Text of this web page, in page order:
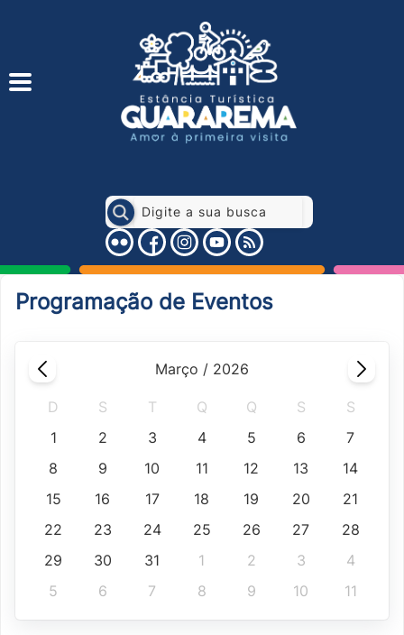
Programação de Eventos
março / 2026
D S T Q Q S
S
1
2 3 4 5 6
7
8
9 10 11 12 13
14
15
16 17 18 19 20
21
22
23 24 25 26 27
28
29
30 31 1 2 3
4
5
6 7 8 9 10 11